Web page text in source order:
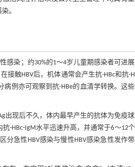
。
感染；约30%的1～4岁儿童期感染者可进
触HBV后，机体通常会产生抗-HBc和抗-
病例亦可观察到抗-HBe的血清学转换。这
出现后不久，体内最早产生的抗体为免疫
-HBc-IgM水平迅速升高，并通常于6～12
分急性HBV感染与慢性HBV感染急性发作